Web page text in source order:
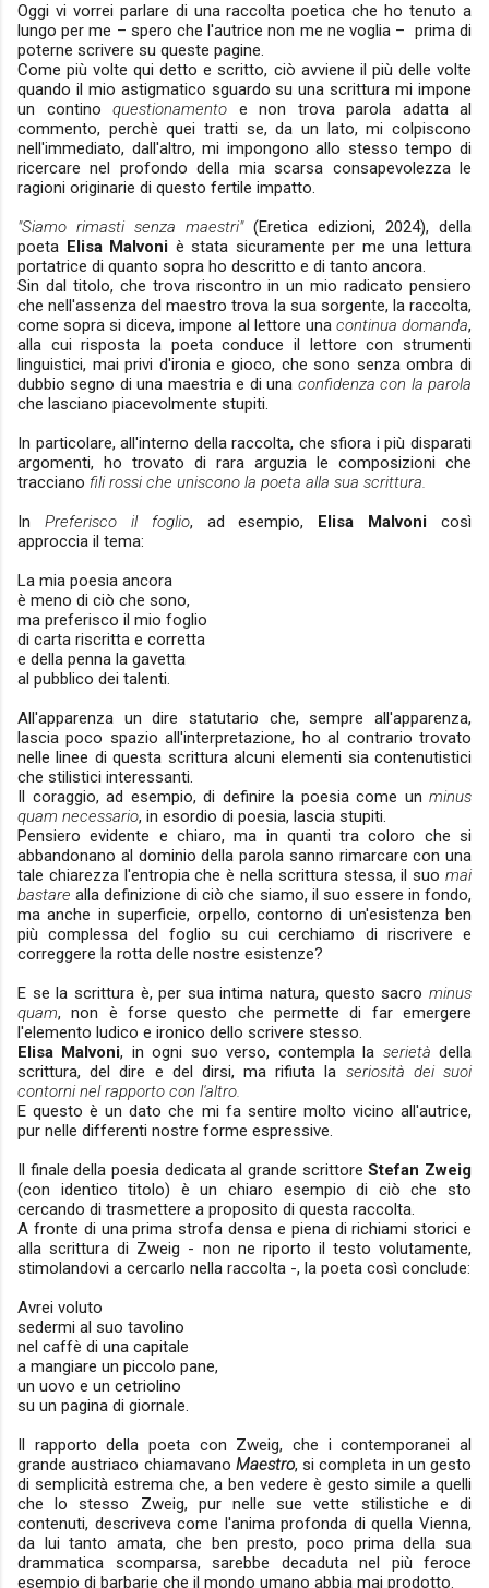
Oggi vi vorrei parlare di una raccolta poetica che ho tenuto a
lungo per me – spero che l'autrice non me ne voglia – prima di
poterne scrivere su queste pagine.
Come più volte qui detto e scritto, ciò avviene il più delle volte
quando il mio astigmatico sguardo su una scrittura mi impone
un contino questionamento e non trova parola adatta al
commento, perchè quei tratti se, da un lato, mi colpiscono
nell'immediato, dall'altro, mi impongono allo stesso tempo di
ricercare nel profondo della mia scarsa consapevolezza le
ragioni originarie di questo fertile impatto.
"Siamo rimasti senza maestri"(Eretica edizioni, 2024), della
poeta Elisa Malvoni è stata sicuramente per me una lettura
portatrice di quanto sopra ho descritto e di tanto ancora.
Sin dal titolo, che trova riscontro in un mio radicato pensiero
chenell'assenza del maestro trova la sua sorgente, la raccolta,
come sopra si diceva, impone al lettore una continua domanda,
alla cui risposta la poeta conduce il lettore con strumenti
linguistici, maiprivi d'ironiae gioco, che sono senza ombra di
dubbio segno di una maestria e di una confidenza con la parola
che lasciano piacevolmente stupiti.
In particolare, all'interno della raccolta, che sfiora i più disparati
argomenti, ho trovato di rara arguzia le composizioni che
tracciano fili rossi che uniscono la poeta alla sua scrittura.
In Preferisco il foglio, ad esempio, Elisa Malvoni così
approccia il tema:
La mia poesia ancora
è meno di ciò che sono,
ma preferisco il mio foglio
di carta riscritta e corretta
e della penna la gavetta
al pubblico dei talenti.
All'apparenza un dire statutario che, sempre all'apparenza,
lascia poco spazio all'interpretazione, ho al contrario trovato
nelle linee di questa scrittura alcuni elementi sia contenutistici
che stilistici interessanti.
Il coraggio, ad esempio, di definire la poesia come un minus
quam necessario, in esordio di poesia, lascia stupiti.
Pensiero evidente e chiaro, ma in quanti tra coloro che si
abbandonano al dominio della parola sanno rimarcare con una
tale chiarezza l'entropia che è nella scrittura stessa, il suomai
bastarealla definizione di ciò che siamo, il suo essere in fondo,
ma anche in superficie, orpello, contorno di un'esistenza ben
più complessa del foglio su cui cerchiamo di riscrivere e
correggere la rotta delle nostre esistenze?
E se la scrittura è, per sua intima natura, questo sacro minus
quam, non è forse questo che permette di far emergere
l'elemento ludico e ironico dello scrivere stesso.
Elisa Malvoni, in ogni suo verso, contempla la serietà della
scrittura, del dire e del dirsi, ma rifiuta la seriosità dei suoi
contorni nel rapporto con l'altro.
E questo è un dato che mi fa sentire molto vicino all'autrice,
pur nelle differenti nostre forme espressive.
Il finale della poesia dedicata al grande scrittoreStefan Zweig
(con identico titolo) è un chiaro esempio di ciò che sto
cercando di trasmettere a proposito di questa raccolta.
A fronte di una prima strofa densa e piena dirichiami storici e
alla scrittura di Zweig - non ne riporto il testo volutamente,
stimolandovi a cercarlo nella raccolta -, la poeta così conclude:
Avrei voluto
sedermi al suo tavolino
nel caffè di una capitale
a mangiare un piccolo pane,
un uovo e un cetriolino
su un pagina di giornale.
Il rapporto della poeta con Zweig, che i contemporanei al
grande austriaco chiamavano Maestro, si completa in un gesto
di semplicità estrema che, a ben vedere è gesto simile a quelli
che lo stesso Zweig, pur nelle sue vette stilistiche e di
contenuti, descriveva come l'anima profonda di quella Vienna,
da lui tanto amata, che ben presto, poco prima della sua
drammatica scomparsa, sarebbe decaduta nel più feroce
esempio di barbarie che il mondo umano abbia mai prodotto.